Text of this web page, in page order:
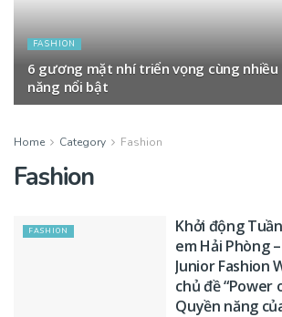
FASHION
6 gương mặt nhí triển vọng cùng
năng nổi bật
Home Category Fashion
Fashion
FASHION
Khởi động
em Hải Phòng
Junior Fashion
chủ đề “Power
Quyền năng